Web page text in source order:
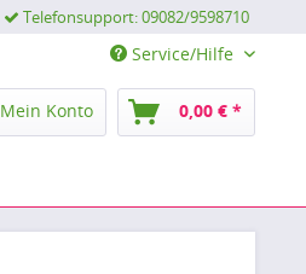
Telefonsupport: 09082/9598710
Service/Hilfe
Mein Konto 0,00 € *